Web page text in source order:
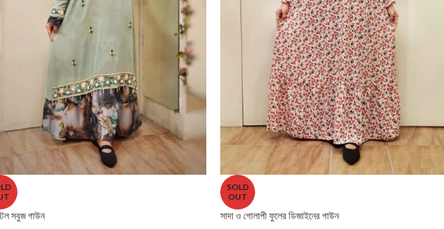
সবুজ গাউন
SOLD
OUT
সাদা ও গোলাপী ফুলের ডিজাইনের গাউন